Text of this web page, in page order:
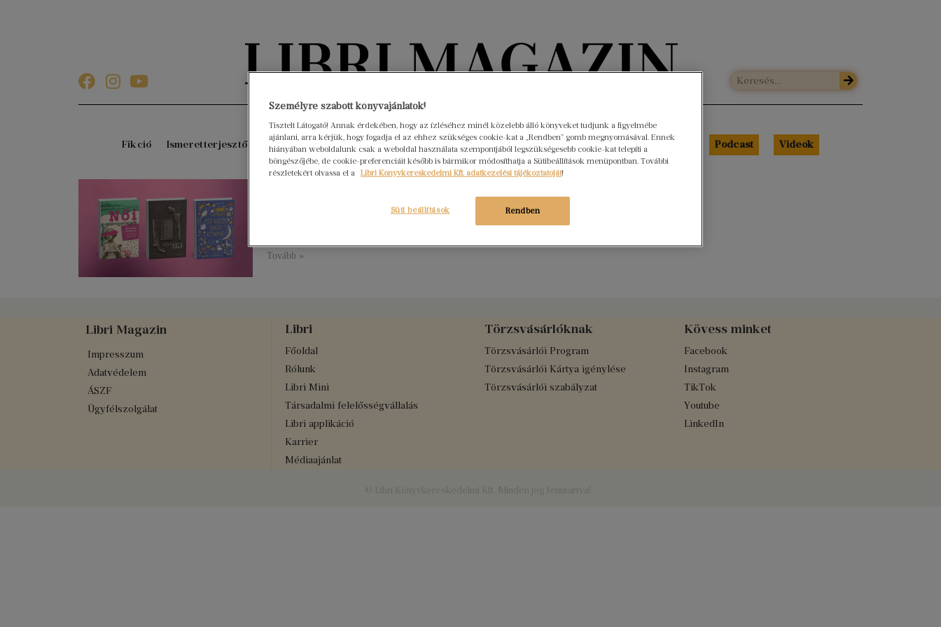
Könyvektől az olvasókig
Fikció Ismeretterjesztő Gyerekkönyvek Interjúk Beleolvasó A hónap könyvei HÍREK Libri Portré Podcast Videók
Nincs hozzászólás
Íme három friss kötet, amelyek különböző módon, de egyaránt a képzelet
Tovább »
Libri Magazin
Impresszum
Adatvédelem
ÁSZF
Ügyfélszolgálat
Libri
Főoldal
Rólunk
Libri Mini
Társadalmi felelősségvállalás
Libri applikáció
Karrier
Médiaajánlat
Törzsvásárlóknak
Törzsvásárlói Program
Törzsvásárlói Kártya igénylése
Törzsvásárlói szabályzat
Kövess minket
Facebook
Instagram
TikTok
Youtube
LinkedIn
Személyre szabott könyvajánlatok!
Tisztelt Látogató! Annak érdekében, hogy az ízléséhez minél közelebb álló könyveket tudjunk a figyelmébe
ajánlani, arra kérjük, hogy fogadja el az ehhez szükséges cookie-kat a „Rendben” gomb megnyomásával. Ennek
hiányában weboldalunk csak a weboldal használata szempontjából legszükségesebb cookie-kat telepíti a
böngészőjébe, de cookie-preferenciáit később is bármikor módosíthatja a Sütibeállítások menüpontban. További
részletekért olvassa el a Libri Könyvkereskedelmi Kft. adatkezelési tájékoztatóját!
Rendben
Süti beállítások